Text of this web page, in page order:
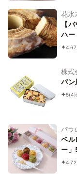
花水
【
ハー
ギ4.67
株式
パン
5(4)
バラ
ベル
4.72